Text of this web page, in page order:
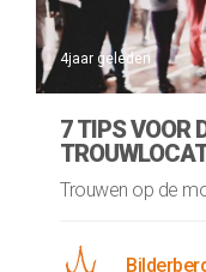
4jaar geleden
7 TIPS VOOR
Trouwen op de